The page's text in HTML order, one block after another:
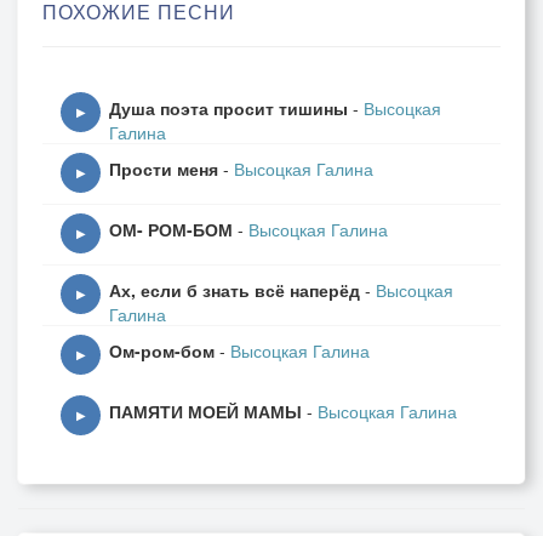
Имя вам убожество и имя вам Красота
Имя вам издевательство и имя вам Жизнь
О, люди…
Гимн поет созидательность, делу -слова держись
О, люди…
войны это смысл
ПОХОЖИЕ ПЕСНИ
▶ Душа поэта просит тишины - Высоцкая
Галина
▶ Прости меня - Высоцкая Галина
▶ ОМ- РОМ-БОМ - Высоцкая Галина
▶ Ах, если б знать всё наперёд - Высоцкая
Галина
▶ Ом-ром-бом - Высоцкая Галина
▶ ПАМЯТИ МОЕЙ МАМЫ - Высоцкая Галина